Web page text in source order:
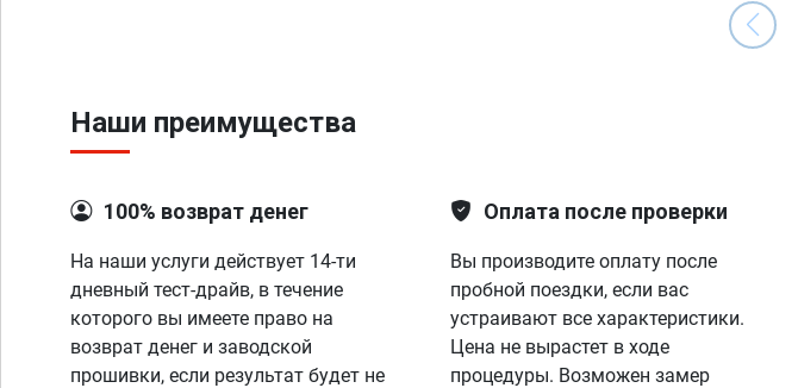
Наши преимущества
100% возврат денег
На наши услуги действует 14-ти
дневный тест-драйв, в течение
которого вы имеете право на
возврат денег и заводской
прошивки, если результат будет не
Оплата после проверки
Вы производите оплату после
пробной поездки, если вас
устраивают все характеристики.
Цена не вырастет в ходе
процедуры. Возможен замер